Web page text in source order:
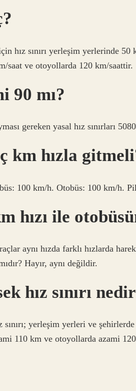
hız sınırı yerleşim yerlerinde 50
saat ve otoyollarda 120 km/saattir.
90 mı?
gereken yasal hız sınırları
km hızla
100 km/h. Otobüs: 100 km/h.
hızı ile
aynı hızda farklı hızlarda
Hayır, aynı değildir.
hız sınırı
yerleşim yerleri ve
110 km ve otoyollarda azami 120